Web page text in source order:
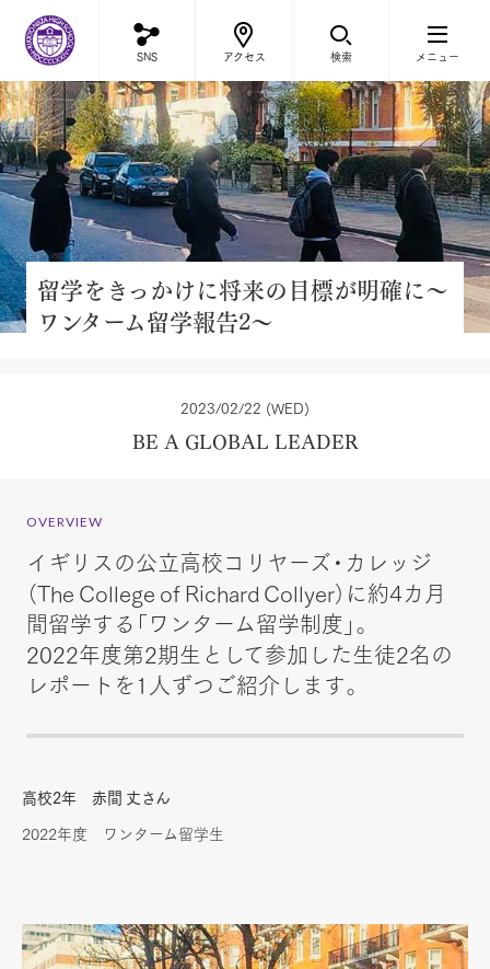
SNS アクセス 検索 メニュー
留学をきっかけに将来の目標が明確に～
ワンターム留学報告2～
2023/02/22 (WED)
BE A GLOBAL LEADER
OVERVIEW
イギリスの公立高校コリヤーズ・カレッジ
（The College of Richard Collyer）に約4カ月
間留学する「ワンターム留学制度」。
2022年度第2期生として参加した生徒2名の
レポートを1人ずつご紹介します。
高校2年 赤間 丈さん
2022年度 ワンターム留学生